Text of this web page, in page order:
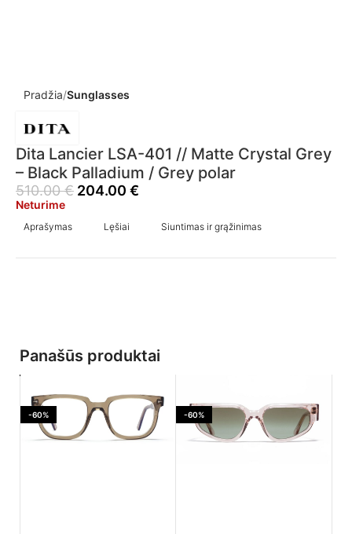
Pradžia Sunglasses
Dita Lancier LSA-401 // Matte Crystal Grey
– Black Palladium / Grey polar
510.00€ 204.00 €
Neturime
Aprašymas Lęšiai Siuntimas ir grąžinimas
Panašūs produktai
-60% -60%